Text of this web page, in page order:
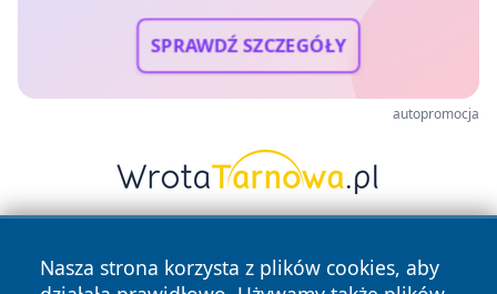
SPRAWDŹ SZCZEGÓŁY
autopromocja
Nasza strona korzysta z plików cookies, aby